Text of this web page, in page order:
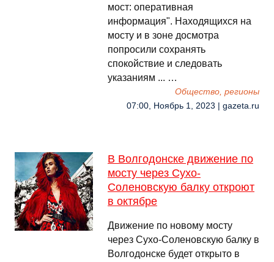
мост: оперативная
информация". Находящихся на
мосту и в зоне досмотра
попросили сохранять
спокойствие и следовать
указаниям ... …
Общество, регионы
07:00, Ноябрь 1, 2023 | gazeta.ru
В Волгодонске движение по
мосту через Сухо-
Соленовскую балку откроют
в октябре
Движение по новому мосту
через Сухо-Соленовскую балку в
Волгодонске будет открыто в